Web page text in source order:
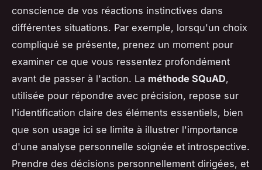
conscience de vos réactions instinctives dans
différentes situations. Par exemple, lorsqu'un choix
compliqué se présente, prenez un moment pour
examiner ce que vous ressentez profondément
avant de passer à l'action. La méthode SQuAD,
utilisée pour répondre avec précision, repose sur
l'identification claire des éléments essentiels, bien
que son usage ici se limite à illustrer l'importance
d'une analyse personnelle soignée et introspective.
Prendre des décisions personnellement dirigées, et